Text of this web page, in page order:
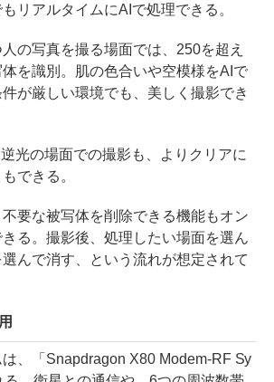
リアルタイムにAIで処理できる。
の写真を撮る場面では、250を超え
を識別。肌の色合いや空模様をAIで
が厳しい環境でも、美しく撮影でき
光の場面での撮影も、よりクリアに
できる。
要な被写体を削除できる機能もオン
る。撮影後、処理したい場面を選ん
んで消す、という流れが想定されて
、「Snapdragon X80 Modem-RF Sy